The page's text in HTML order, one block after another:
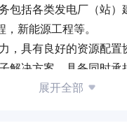
括各类发电厂（站
新能源工程等。
，具有良好的资源配
解决方案，具备同时
展开全部